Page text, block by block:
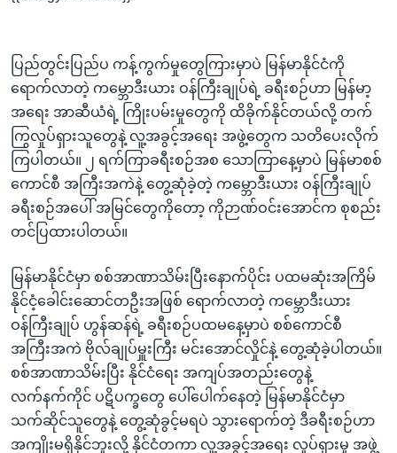
ကျော်
ပြည်တွင်းပြည်ပ ကန့်ကွက်မှုတွေကြားမှာပဲ မြန်မာနိုင်ငံကို
ရောက်လာတဲ့ ကမ္ဘောဒီးယား ဝန်ကြီးချုပ်ရဲ့ ခရီးစဉ်ဟာ မြန်မာ့
အရေး အာဆီယံရဲ့ ကြိုးပမ်းမှုတွေကို ထိခိုက်နိုင်တယ်လို့ တက်
ကြွလှုပ်ရှားသူတွေနဲ့ လူ့အခွင့်အရေး အဖွဲ့တွေက သတိပေးလိုက်
ကြပါတယ်။ ၂ ရက်ကြာခရီးစဉ်အစ သောကြာနေ့မှာပဲ မြန်မာစစ်
ကောင်စီ အကြီးအကဲနဲ့ တွေ့ဆုံခဲ့တဲ့ ကမ္ဘောဒီးယား ဝန်ကြီးချုပ်
ခရီးစဉ်အပေါ် အမြင်တွေကိုတော့ ကိုဉာဏ်ဝင်းအောင်က စုစည်း
တင်ပြထားပါတယ်။
မြန်မာနိုင်ငံမှာ စစ်အာဏာသိမ်းပြီးနောက်ပိုင်း ပထမဆုံးအကြိမ်
နိုင်ငံ့ခေါင်းဆောင်တဦးအဖြစ် ရောက်လာတဲ့ ကမ္ဘောဒီးယား
ဝန်ကြီးချုပ် ဟွန်ဆန်ရဲ့ ခရီးစဉ်ပထမနေ့မှာပဲ စစ်ကောင်စီ
အကြီးအကဲ ဗိုလ်ချုပ်မှူးကြီး မင်းအောင်လှိုင်နဲ့ တွေ့ဆုံခဲ့ပါတယ်။
စစ်အာဏာသိမ်းပြီး နိုင်ငံရေး အကျပ်အတည်းတွေနဲ့
လက်နက်ကိုင် ပဋိပက္ခတွေ ပေါ်ပေါက်နေတဲ့ မြန်မာနိုင်ငံမှာ
သက်ဆိုင်သူတွေနဲ့ တွေ့ဆုံခွင့်မရပဲ သွားရောက်တဲ့ ဒီခရီးစဉ်ဟာ
အကျိုးမရှိနိုင်ဘူးလို့ နိုင်ငံတကာ လူ့အခွင့်အရေး လှုပ်ရှားမှု အဖွဲ့